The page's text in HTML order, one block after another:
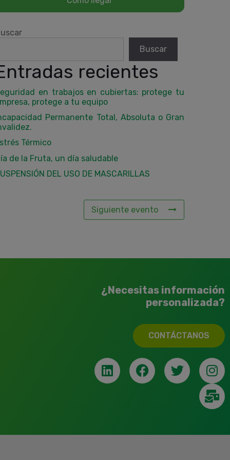
Buscar
recientes
en trabajos en cubiertas: protege tu
protege a tu equipo
Permanente Total, Absoluta o Gran
Térmico
de la Fruta, un día saludable
DEL USO DE MASCARILLAS
Siguiente evento
¿Necesitas información
personalizada?
CONTÁCTANOS